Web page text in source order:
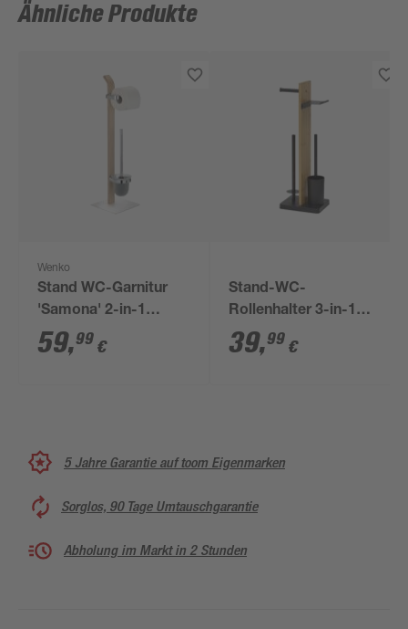
Ähnliche Produkte
Wenko
Stand WC-Garnitur
'Samona' 2-in-1
holzfarben mit
Glaseinsatz
59,99 €
Stand-WC-
Rollenhalter 3-in-1
Bambus/Metall
schwarz 25,5 x 18 x
39,99 €
5 Jahre Garantie auf toom Eigenmarken
Sorglos, 90 Tage Umtauschgarantie
Abholung im Markt in 2 Stunden